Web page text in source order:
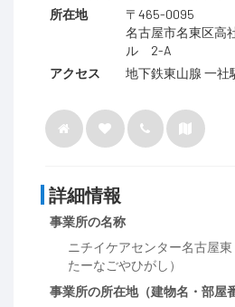
所在地
〒465-0095
名古屋市名東区
ル 2-A
アクセス
地下鉄東山腺 一社
詳細情報
事業所の名称
ニチイケアセンター名古屋
たーなごやひがし）
事業所の所在地（建物名・部屋